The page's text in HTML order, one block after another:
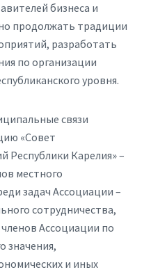
бизнеса и
продолжать традиции
разработать
по организации
уровня.
связи
«Совет
Республики Карелия» –
местного
задач Ассоциации –
сотрудничества,
Ассоциации по
значения,
и иных